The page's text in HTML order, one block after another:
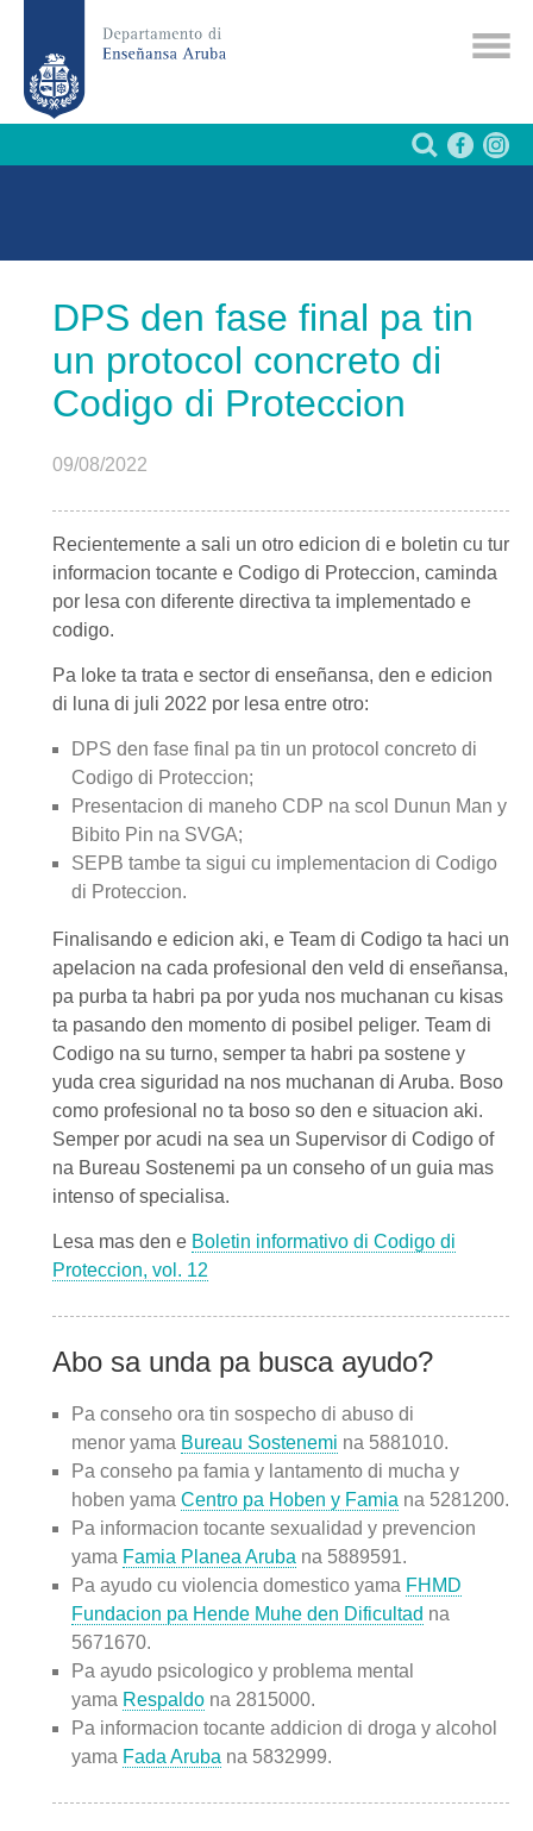
DPS den fase final pa tin
un protocol concreto di
Codigo di Proteccion
09/08/2022
Recientemente a sali un otro edicion di e boletin cu tur
informacion tocante e Codigo di Proteccion, caminda
por lesa con diferente directiva ta implementado e
codigo.
Pa loke ta trata e sector di enseñansa, den e edicion
di luna di juli 2022 por lesa entre otro:
DPS den fase final pa tin un protocol concreto di
Codigo di Proteccion;
Presentacion di maneho CDP na scol Dunun Man y
Bibito Pin na SVGA;
SEPB tambe ta sigui cu implementacion di Codigo
di Proteccion.
Finalisando e edicion aki, e Team di Codigo ta haci un
apelacion na cada profesional den veld di enseñansa,
pa purba ta habri pa por yuda nos muchanan cu kisas
ta pasando den momento di posibel peliger. Team di
Codigo na su turno, semper ta habri pa sostene y
yuda crea siguridad na nos muchanan di Aruba. Boso
como profesional no ta boso so den e situacion aki.
Semper por acudi na sea un Supervisor di Codigo of
na Bureau Sostenemi pa un conseho of un guia mas
intenso of specialisa.
Lesa mas den e Boletin informativo di Codigo di
Proteccion, vol. 12
Abo sa unda pa busca ayudo?
Pa conseho ora tin sospecho di abuso di
menor yama Bureau Sostenemi na 5881010.
Pa conseho pa famia y lantamento di mucha y
hoben yama Centro pa Hoben y Famia na 5281200.
Pa informacion tocante sexualidad y prevencion
yama Famia Planea Aruba na 5889591.
Pa ayudo cu violencia domestico yama FHMD
Fundacion pa Hende Muhe den Dificultad na
5671670.
Pa ayudo psicologico y problema mental
yama Respaldo na 2815000.
Pa informacion tocante addicion di droga y alcohol
yama Fada Aruba na 5832999.